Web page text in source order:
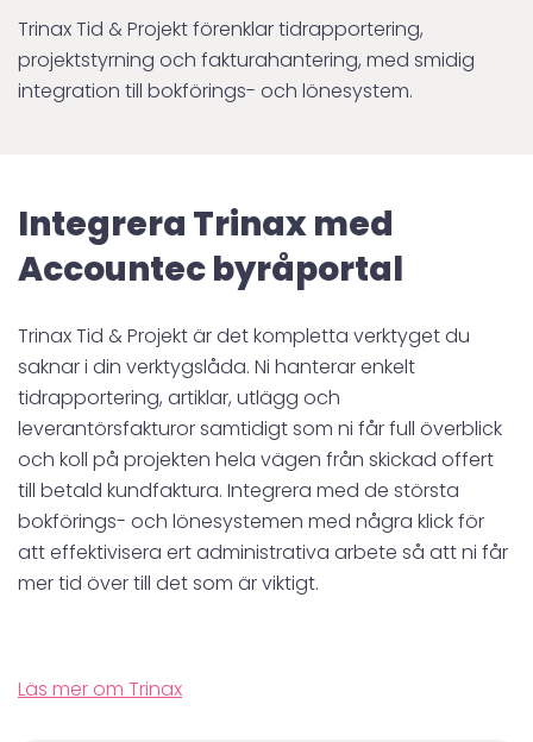
Trinax Tid & Projekt förenklar tidrapportering,
projektstyrning och fakturahantering, med smidig
integration till bokförings- och lönesystem.
Integrera Trinax med
Accountec byråportal
Trinax Tid & Projekt är det kompletta verktyget du
saknar i din verktygslåda. Ni hanterar enkelt
tidrapportering, artiklar, utlägg och
leverantörsfakturor samtidigt som ni får full överblick
och koll på projekten hela vägen från skickad offert
till betald kundfaktura. Integrera med de största
bokförings- och lönesystemen med några klick för
att effektivisera ert administrativa arbete så att ni får
mer tid över till det som är viktigt.
Läs mer om Trinax